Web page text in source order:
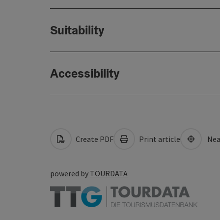
Suitability
Accessibility
Create PDF Print article
powered by TOURDATA